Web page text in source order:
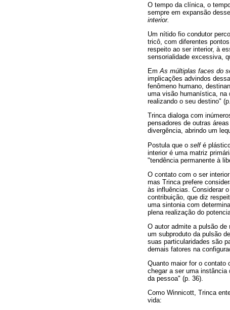
O tempo da clínica, o
sempre em expansão
interior.
Um nítido fio condutor
tricô, com diferentes
respeito ao ser interior, à
sensorialidade excessiva,
EmAs múltiplas faces do
implicações advindos
fenômeno humano,
uma visão humanística, na
realizando o seu destino"
Trinca dialoga com
pensadores de outras
divergência, abrindo um
Postula que o selfé
interior é uma matriz
"tendência permanente à
O contato com o ser
mas Trinca prefere
às influências. Considerar
contribuição, que diz
uma sintonia com
plena realização do
O autor admite a pulsão
um subproduto da pulsão
suas particularidades são
demais fatores na
Quanto maior for o contato
chegar a ser uma
da pessoa" (p. 36).
Como Winnicott, Trinca
vida: